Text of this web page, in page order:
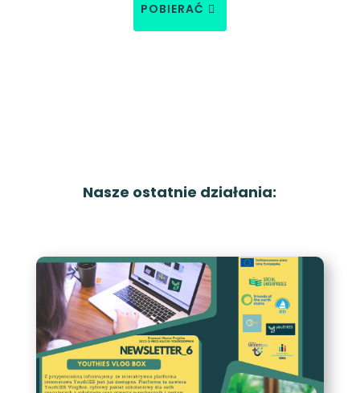
POBIERAĆ
Nasze ostatnie działania: